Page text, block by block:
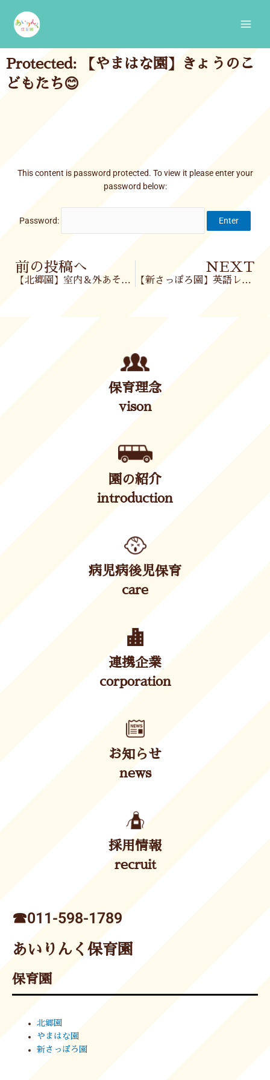
content
Protected: 【やまはな園】きょうのこ
どもたち😊
This content is password protected. To view it please enter your
password below:
Password:
Prev
前の投稿へ
【北郷園】室内＆外あそび🎶
NEXT
【新さっぽろ園】英語レッスン🐧＆クリスマスケーキ🎂
保育理念
vison
園の紹介
introduction
病児病後児保育
care
連携企業
corporation
お知らせ
news
採用情報
recruit
☎︎011-598-1789
あいりんく保育園
保育園
北郷園
やまはな園
新さっぽろ園